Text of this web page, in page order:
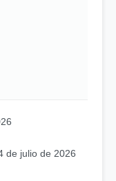
de julio de 2026